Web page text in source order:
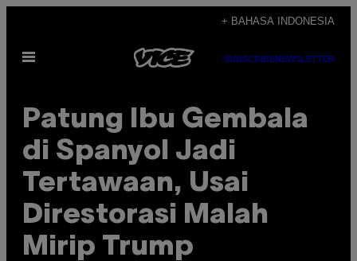
content
+ BAHASA INDONESIA
Open
SUBSCRIBENEWSLETTER
Patung Ibu Gembala
di Spanyol Jadi
Tertawaan, Usai
Direstorasi Malah
Mirip Trump